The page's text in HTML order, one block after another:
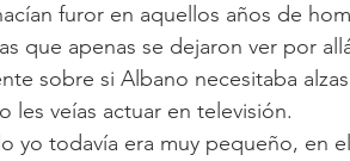
furor en aquellos años de
que apenas se dejaron ver por
sobre si Albano necesitaba
les veías actuar en televisión.
yo todavía era muy pequeño, en